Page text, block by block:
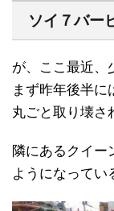
ソイ７バー
が、ここ最近、
まず昨年後半に
丸ごと取り壊さ
隣にあるクイー
ようになってい